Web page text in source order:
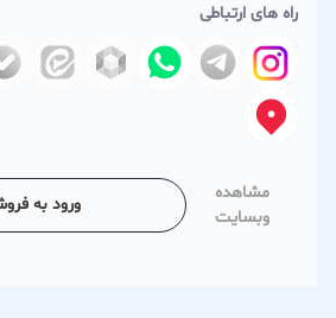
راه های ارتباطی
مشاهده
وبسایت
ورود به